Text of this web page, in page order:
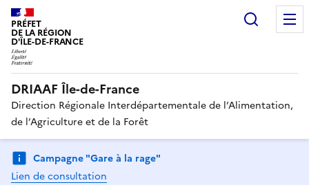
PRÉFET
DE LA RÉGION
D'ÎLE-DE-FRANCE
DRIAAF Île-de-France
Direction Régionale Interdépartementale de l’Alimentation,
de l’Agriculture et de la Forêt
Campagne "Gare à la rage"
Lien de consultation